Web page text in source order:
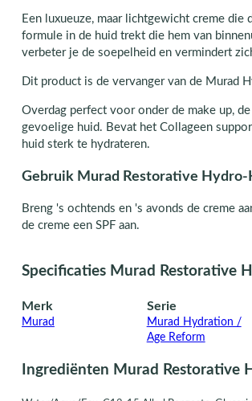
Een luxueuze, maar lichtgewicht creme
formule in de huid trekt die hem van
verbeter je de soepelheid en vermindert
Dit product is de vervanger van de Murad
Overdag perfect voor onder de make up,
gevoelige huid. Bevat het Collageen
huid sterk te hydrateren.
Gebruik Murad Restorative Hydro-
Breng 's ochtends en 's avonds de creme
de creme een SPF aan.
Specificaties Murad Restorative
Merk
Murad
Serie
Murad Hydration /
Age Reform
Ingrediënten Murad Restorative